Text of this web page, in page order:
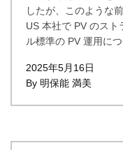
したが、このような
US 本社で PV のス
ル標準の PV 運用に
2025年5月16日
By 明保能 満美